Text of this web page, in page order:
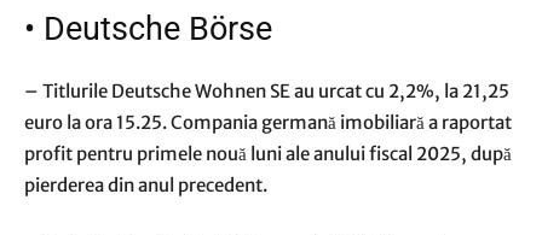
• Deutsche Börse
– Titlurile Deutsche Wohnen SE au urcat cu 2,2%, la 21,25
euro la ora 15.25. Compania germană imobiliară a raportat
profit pentru primele nouă luni ale anului fiscal 2025, după
pierderea din anul precedent.